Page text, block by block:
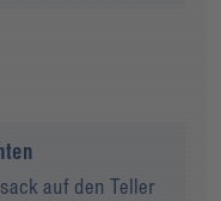
auf den Teller